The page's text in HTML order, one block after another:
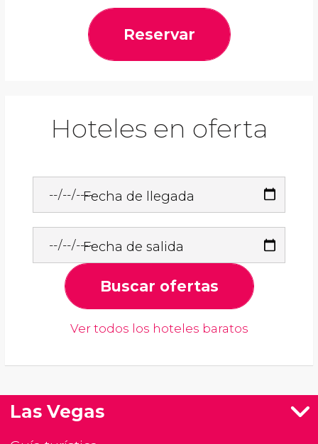
Reservar
Hoteles en oferta
Fecha de llegada
Fecha de salida
Buscar ofertas
Ver todos los hoteles baratos
Las Vegas